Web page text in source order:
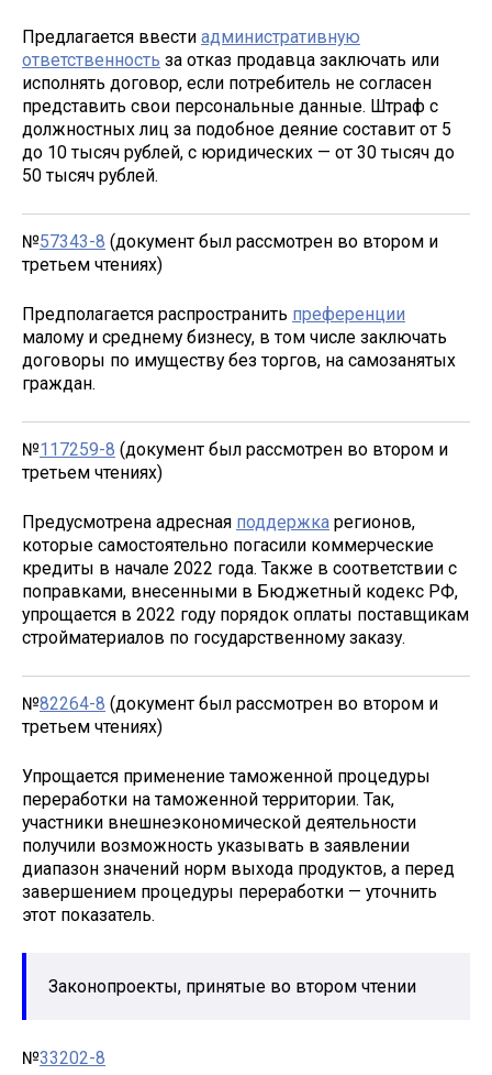
Предлагается ввести административную
ответственность за отказ продавца заключать или
исполнять договор, если потребитель не согласен
представить свои персональные данные. Штраф с
должностных лиц за подобное деяние составит от 5
до 10 тысяч рублей, с юридических — от 30 тысяч до
50 тысяч рублей.
№57343-8 (документ был рассмотрен во втором и
третьем чтениях)
Предполагается распространить преференции
малому и среднему бизнесу, в том числе заключать
договоры по имуществу без торгов, на самозанятых
граждан.
№117259-8 (документ был рассмотрен во втором и
третьем чтениях)
Предусмотрена адресная поддержка регионов,
которые самостоятельно погасили коммерческие
кредиты в начале 2022 года. Также в соответствии с
поправками, внесенными в Бюджетный кодекс РФ,
упрощается в 2022 году порядок оплаты поставщикам
стройматериалов по государственному заказу.
№82264-8 (документ был рассмотрен во втором и
третьем чтениях)
Упрощается применение таможенной процедуры
переработки на таможенной территории. Так,
участники внешнеэкономической деятельности
получили возможность указывать в заявлении
диапазон значений норм выхода продуктов, а перед
завершением процедуры переработки — уточнить
этот показатель.
Законопроекты, принятые во втором чтении
№33202-8